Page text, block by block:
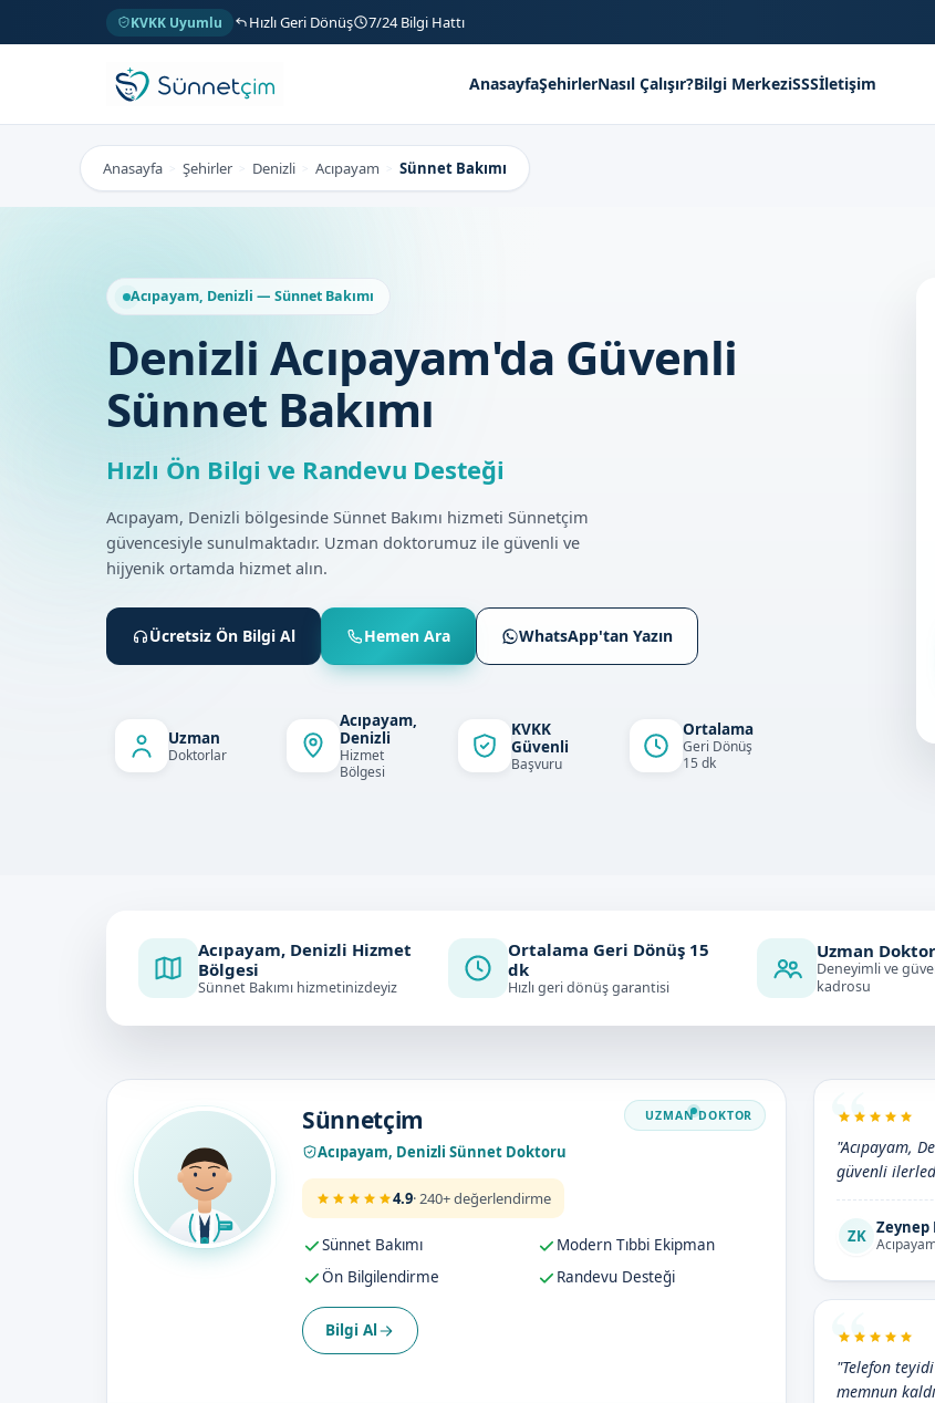
KVKK Uyumlu Hızlı Geri Dönüş 7/24 Bilgi Hattı
AnasayfaŞehirlerNasıl Çalışır?Bilgi MerkeziSSSİletişim
Anasayfa > Şehirler > Denizli > Acıpayam > Sünnet Bakımı
Acıpayam, Denizli — Sünnet Bakımı
Denizli Acıpayam'da Güvenli
Sünnet Bakımı
Hızlı Ön Bilgi ve Randevu Desteği
Acıpayam, Denizli bölgesinde Sünnet Bakımı hizmeti Sünnetçim
güvencesiyle sunulmaktadır. Uzman doktorumuz ile güvenli ve
hijyenik ortamda hizmet alın.
Ücretsiz Ön Bilgi Al Hemen Ara WhatsApp'tan Yazın
Uzman
Doktorlar
Acıpayam,
Denizli
Hizmet
Bölgesi
KVKK
Güvenli
Başvuru
Ortalama
Geri Dönüş
15 dk
Acıpayam, Denizli Hizmet
Bölgesi
Sünnet Bakımı hizmetinizdeyiz
Ortalama Geri Dönüş 15
dk
Hızlı geri dönüş garantisi
Uzman Doktor
Deneyimli ve
kadrosu
DoktorumuzSünnetçim
Acıpayam, Denizli Sünnet Doktoru
4.9· 240+ değerlendirme
Sünnet Bakımı
Modern Tıbbi Ekipman
Ön Bilgilendirme
Randevu Desteği
Bilgi Al
"Acıpayam,
güvenli
ZK Zeynep
"Telefon
memnun